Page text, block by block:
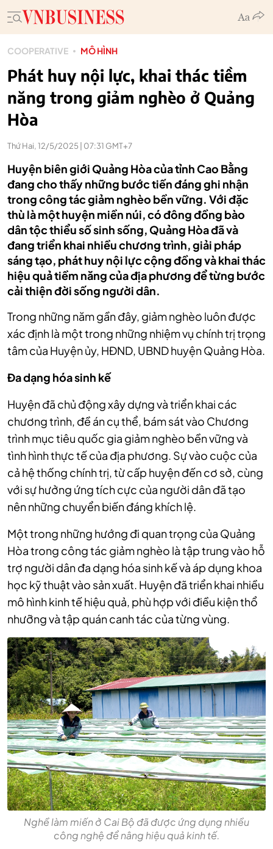
COOPERATIVE MÔ HÌNH
Phát huy nội lực, khai thác tiềm
năng trong giảm nghèo ở Quảng
Hòa
Thứ Hai, 12/5/2025 | 07:31 GMT+7
Huyện biên giới Quảng Hòa của tỉnh Cao Bằng
đang cho thấy những bước tiến đáng ghi nhận
trong công tác giảm nghèo bền vững. Với đặc
thù là một huyện miền núi, có đông đồng bào
dân tộc thiểu số sinh sống, Quảng Hòa đã và
đang triển khai nhiều chương trình, giải pháp
sáng tạo, phát huy nội lực cộng đồng và khai thác
hiệu quả tiềm năng của địa phương để từng bước
cải thiện đời sống người dân.
Trong những năm gần đây, giảm nghèo luôn được
xác định là một trong những nhiệm vụ chính trị trọng
tâm của Huyện ủy, HĐND, UBND huyện Quảng Hòa.
Đa dạng hóa sinh kế
Huyện đã chủ động xây dựng và triển khai các
chương trình, đề án cụ thể, bám sát vào Chương
trình mục tiêu quốc gia giảm nghèo bền vững và
tình hình thực tế của địa phương. Sự vào cuộc của
cả hệ thống chính trị, từ cấp huyện đến cơ sở, cùng
với sự hưởng ứng tích cực của người dân đã tạo
nên những chuyển biến đáng khích lệ.
Một trong những hướng đi quan trọng của Quảng
Hòa trong công tác giảm nghèo là tập trung vào hỗ
trợ người dân đa dạng hóa sinh kế và áp dụng khoa
học kỹ thuật vào sản xuất. Huyện đã triển khai nhiều
mô hình kinh tế hiệu quả, phù hợp với điều kiện thổ
nhưỡng và tập quán canh tác của từng vùng.
Nghề làm miến ở Cai Bộ đã được ứng dụng nhiều
công nghệ để nâng hiệu quả kinh tế.